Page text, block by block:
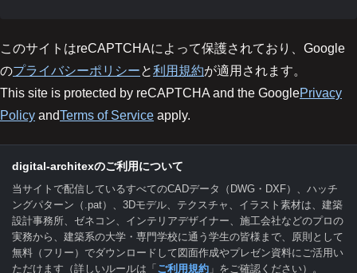
このサイトはreCAPTCHAによって保護されており、Google
のプライバシーポリシーと利用規約が適用されます。
This site is protected by reCAPTCHA and the GooglePrivacy
Policy andTerms of Service apply.
digital-architexのご利用について
当サイトで配信しているすべてのCADデータ（DWG・DXF）、ハッチ
ングパターン（.pat）、3Dモデル、テクスチャ、イラスト素材は、建築
設計事務所、ゼネコン、インテリアデザイナー、施工会社などのプロの
実務から、建築系の大学・専門学校に通う学生の皆様まで、原則として
無料（フリー）でダウンロードして図面作成やプレゼン資料にご活用い
ただけます（詳しいルールは「 ご利用規約 」をご確認ください）。